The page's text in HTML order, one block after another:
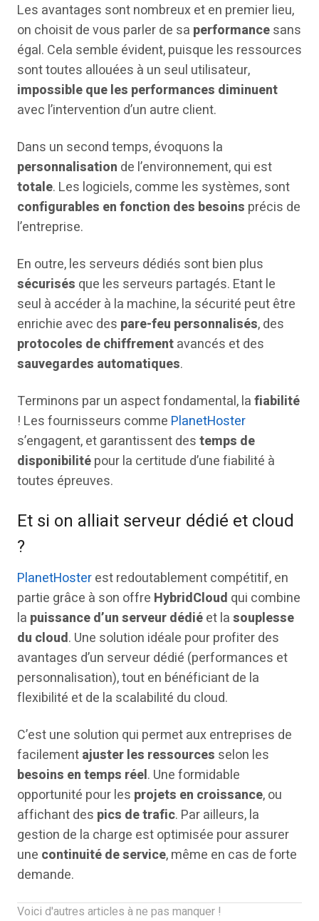
Les avantages sont nombreux et en premier lieu,
on choisit de vous parler de sa performancesans
égal. Cela semble évident, puisque les ressources
sont toutes allouées à un seul utilisateur,
impossible que les performances diminuent
avec l’intervention d’un autre client.
Dans un second temps, évoquons la
personnalisation de l’environnement, qui est
totale. Les logiciels, comme les systèmes, sont
configurables en fonction des besoins précis de
l’entreprise.
En outre, les serveurs dédiés sont bien plus
sécurisés que les serveurs partagés. Etant le
seul à accéder à la machine, la sécurité peut être
enrichie avec des pare-feu personnalisés, des
protocoles de chiffrementavancés et des
sauvegardes automatiques.
Terminons par un aspect fondamental, lafiabilité
! Les fournisseurs comme PlanetHoster
s’engagent, et garantissent destemps de
disponibilitépour la certitude d’une fiabilité à
toutes épreuves.
Et si on alliait serveur dédié et cloud
?
PlanetHosterest redoutablement compétitif, en
partie grâce à son offre HybridCloud qui combine
la puissance d’un serveur dédiéet lasouplesse
du cloud. Une solution idéale pour profiter des
avantages d’un serveur dédié (performances et
personnalisation), tout en bénéficiant de la
flexibilité et de la scalabilité du cloud.
C’est une solution qui permet aux entreprises de
facilementajuster les ressources selon les
besoins en temps réel. Une formidable
opportunité pour les projets en croissance, ou
affichant des pics de trafic. Par ailleurs, la
gestion de la charge est optimisée pour assurer
une continuité de service, même en cas de forte
demande.
Voici d'autres articles à ne pas manquer !